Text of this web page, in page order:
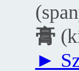
膏
►